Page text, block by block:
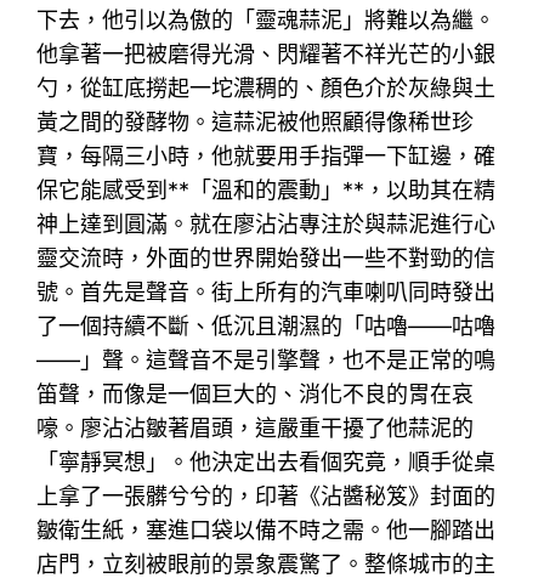
下去，他引以為傲的「靈魂蒜泥」將難以為繼。
他拿著一把被磨得光滑、閃耀著不祥光芒的小銀
勺，從缸底撈起一坨濃稠的、顏色介於灰綠與土
黃之間的發酵物。這蒜泥被他照顧得像稀世珍
寶，每隔三小時，他就要用手指彈一下缸邊，確
保它能感受到**「溫和的震動」**，以助其在精
神上達到圓滿。就在廖沾沾專注於與蒜泥進行心
靈交流時，外面的世界開始發出一些不對勁的信
號。首先是聲音。街上所有的汽車喇叭同時發出
了一個持續不斷、低沉且潮濕的「咕嚕——咕嚕
——」聲。這聲音不是引擎聲，也不是正常的鳴
笛聲，而像是一個巨大的、消化不良的胃在哀
嚎。廖沾沾皺著眉頭，這嚴重干擾了他蒜泥的
「寧靜冥想」。他決定出去看個究竟，順手從桌
上拿了一張髒兮兮的，印著《沾醬秘笈》封面的
皺衛生紙，塞進口袋以備不時之需。他一腳踏出
店門，立刻被眼前的景象震驚了。整條城市的主